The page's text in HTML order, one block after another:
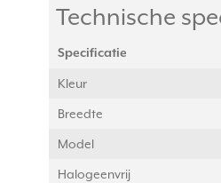
Technische
Specificatie
Kleur
Breedte
Model
Halogeenvrij